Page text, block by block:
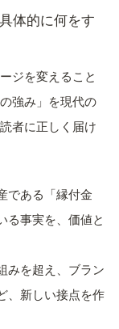
体的に何をす
ジを変えること
強み」を現代の
者に正しく届け
である「縁付金
る事実を、価値と
みを超え、ブラン
、新しい接点を作